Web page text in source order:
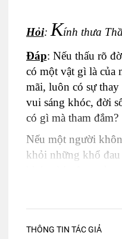
Hỏi:Kính thưa
Đáp: Nếu thấu rõ
có một vật gì là của
mãi, luôn có sự
vui sáng khóc, đời
có gì mà tham đắm?
Nếu một người
khỏi những khổ
Nếu không chịu
thường, khổ đau và
sạch vạn pháp cho
THÔNG TIN TÁC GIẢ